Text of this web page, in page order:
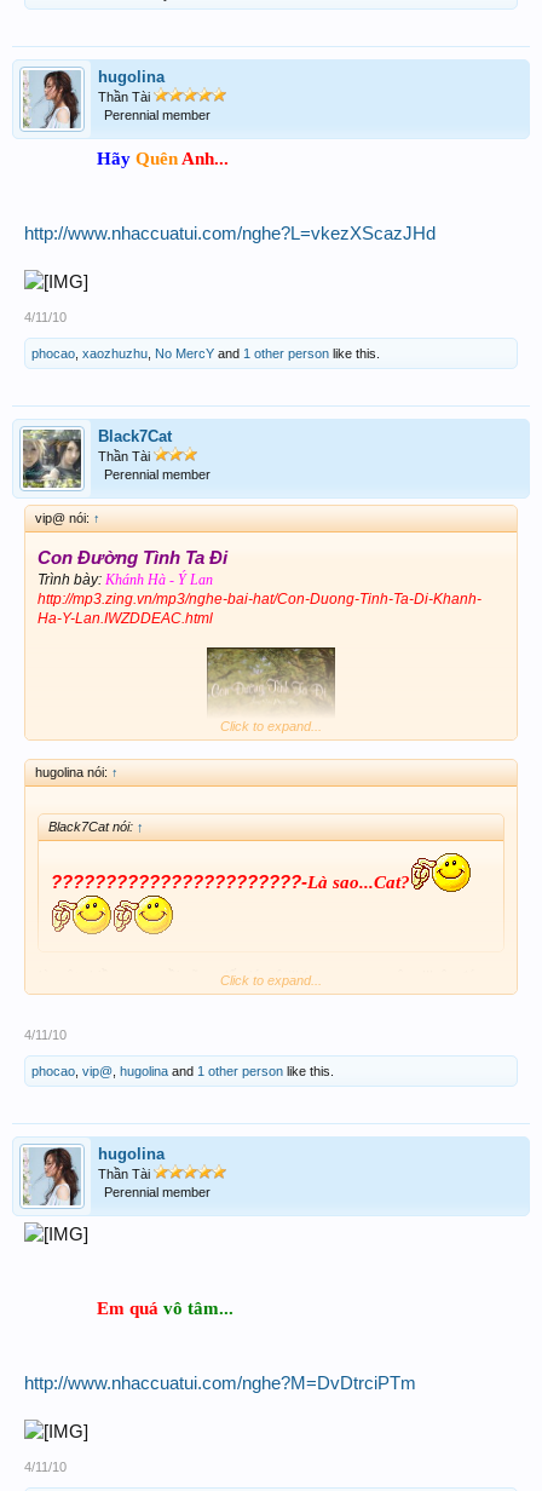
hugolina
Thần Tài
Perennial member
Hãy Quên Anh...
http://www.nhaccuatui.com/nghe?L=vkezXScazJHd
4/11/10
phocao xaozhuzhu No MercY and 1 other person like this.
Black7Cat
Thần Tài
Perennial member
vip@ nói: ↑
Con Đường Tình Ta Đi
Trình bày: Khánh Hà - Ý Lan
http://mp3.zing.vn/mp3/nghe-bai-hat/Con-Duong-Tinh-Ta-Di-Khanh-
Ha-Y-Lan.IWZDDEAC.html
Click to expand...
hugolina nói: ↑
Black7Cat nói: ↑
???????????????????????-Là sao...Cat?
là một chiều mưa...rồi cũng đến lúc tôi!!!đưa em sang sông!!!vậy đó
Lina.chúc Lina buổi tối vui vẻ!
Click to expand...
4/11/10
phocao, vip@, hugolina and 1 other person like this.
hugolina
Thần Tài
Perennial member
Em quá vô tâm...
http://www.nhaccuatui.com/nghe?M=DvDtrciPTm
4/11/10